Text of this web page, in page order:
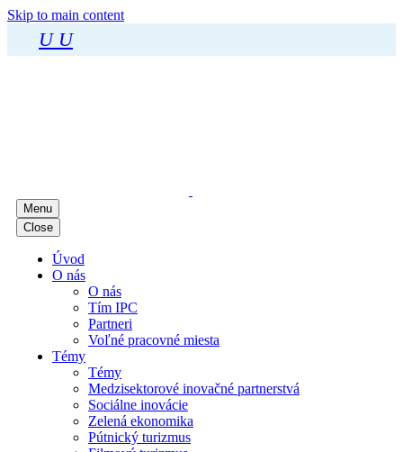
Skip to main content
U U
Menu
Close
Úvod
O nás
O nás
Tím IPC
Partneri
Voľné pracovné miesta
Témy
Témy
Medzisektorové inovačné partnerstvá
Sociálne inovácie
Zelená ekonomika
Pútnický turizmus